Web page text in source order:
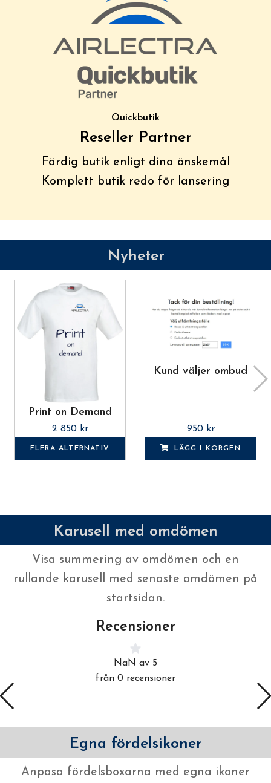
Quickbutik
Reseller Partner
Färdig butik enligt dina önskemål
Komplett butik redo för lansering
Nyheter
Print on Demand
2 850 kr
FLERA ALTERNATIV
Kund väljer ombud
950 kr
LÄGG I KORGEN
Karusell med omdömen
Visa summering av omdömen och en
rullande karusell med senaste omdömen på
startsidan.
Recensioner
NaN av 5
från 0 recensioner
Egna fördelsikoner
Anpasa fördelsboxarna med egna ikoner